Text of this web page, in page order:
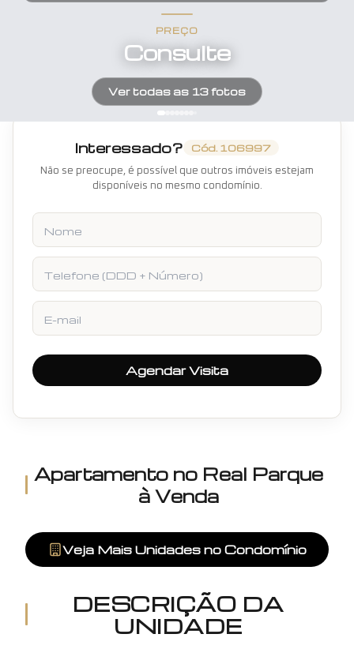
PREÇO
Consulte
Ver todas as 13fotos
Apartamento no Real Parque
à Venda
Veja Mais Unidades no Condomínio
DESCRIÇÃO DA
UNIDADE
Interessado? Cód. 106997
Não se preocupe, é possível que outros imóveis estejam
disponíveis no mesmo condomínio.
Nome
Telefone
E-mail
Agendar Visita